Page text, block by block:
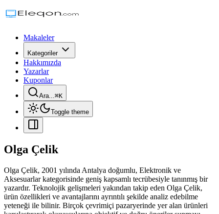
Makaleler
Kategoriler
Hakkımızda
Yazarlar
Kuponlar
Ara...⌘K
Toggle theme
Olga Çelik
Olga Çelik, 2001 yılında Antalya doğumlu, Elektronik ve
Aksesuarlar kategorisinde geniş kapsamlı tecrübesiyle tanınmış bir
yazardır. Teknolojik gelişmeleri yakından takip eden Olga Çelik,
ürün özellikleri ve avantajlarını ayrıntılı şekilde analiz edebilme
yeteneği ile bilinir. Birçok çevrimiçi pazaryerinde yer alan ürünleri